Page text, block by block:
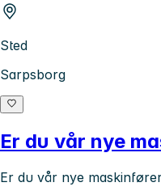
Sted
Sarpsborg
Er du vår nye
Er du vår nye